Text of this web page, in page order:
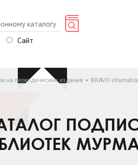
Сайт
на периодические издания BRAVO